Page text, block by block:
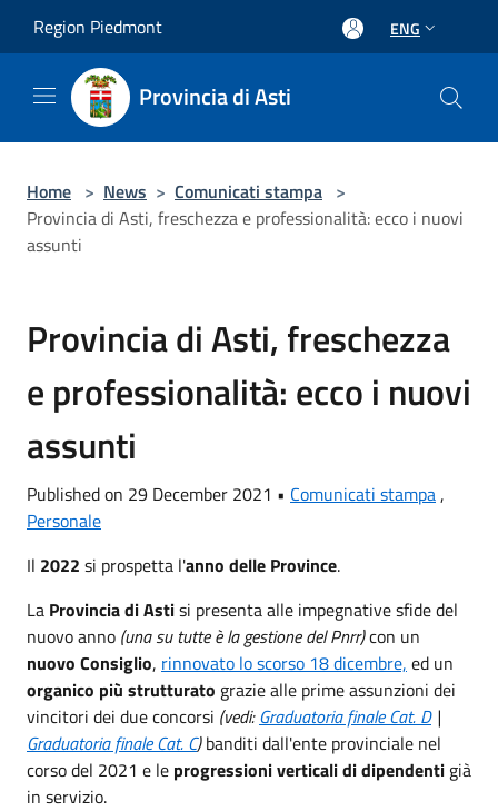
Region Piedmont ENG
Provincia di Asti
Home > News > Comunicati stampa >
Provincia di Asti, freschezza e professionalità: ecco i nuovi
assunti
Provincia di Asti, freschezza
e professionalità: ecco i nuovi
assunti
Published on 29 December 2021 • Comunicati stampa ,
Personale
Il 2022 si prospetta l'anno delle Province.
La Provincia di Astisi presenta alle impegnative sfide del
nuovo anno (una su tutte è la gestione del Pnrr)con un
nuovo Consiglio, rinnovato lo scorso 18 dicembre, ed un
organico più strutturato grazie alle prime assunzioni dei
vincitori dei due concorsi (vedi:Graduatoria finale Cat. D|
Graduatoria finale Cat. C)banditi dall'ente provinciale nel
corso del 2021 e le progressioni verticali di dipendenti già
in servizio.